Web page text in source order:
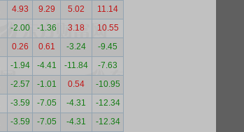
4.93 9.29 5.02
11.14
-2.00 -1.36 3.18
10.55
0.26 0.61 -3.24
-9.45
-1.94 -4.41 -11.84
-7.63
-2.57 -1.01 0.54
-10.95
-3.59 -7.05 -4.31
-12.34
-3.59 -7.05 -4.31
-12.34